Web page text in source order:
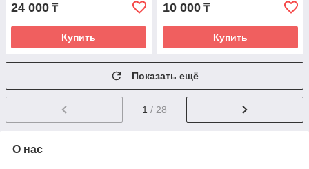
24 000 ₸
Купить
10 000 ₸
Купить
Показать ещё
1 / 28
О нас